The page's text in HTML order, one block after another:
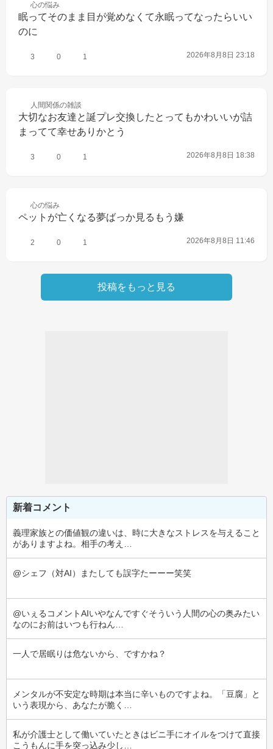
心の悩み
眠ってそのまま目が覚めなくて永眠ってなったらいい
のに
3 0 1 2026年8月8日 23:18
人間関係の雑談
大切なお友達と誕プレ交換したとってもかわいいが詰
まってて幸せありかとう
3 0 1 2026年8月8日 18:38
心の悩み
ペットが亡くなる夢ばっか見るもう嫌
2 0 1 2026年8月8日 11:46
投稿をもっと見る
新着コメント
義理家族との価値観の違いは、時に大きなストレスを与えること
がありますよね。相手の考え…
@シェフ（対AI）またしても誤字たーーー笑笑
@いぇるコメントAIいやなんですぐそういう人間の心の奥みたい
なのにお前はいつも行ねん…
一人で居眠りは危ないから、ですかね？
メンタルが不安定な時期は本当に辛いものですよね。「豆腐」と
いう表現から、あなたが脆く…
私が介護士として働いていたときはビニ手にオイルをつけて直接
こうもんに手を突っ込み少し…